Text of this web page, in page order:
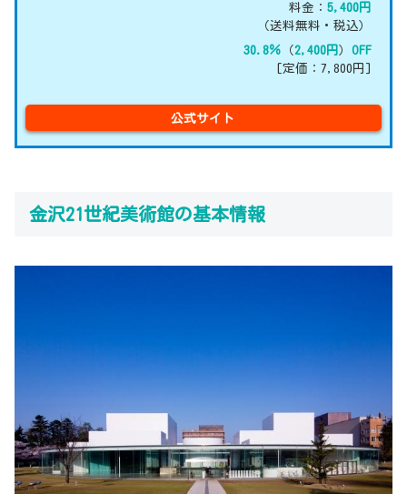
料金：5,400円
（送料無料・税込）
30.8％
（2,400円 ）OFF
[定価：7,800円]
公式サイト
金沢21世紀美術館の基本情報